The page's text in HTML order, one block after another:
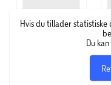
Hvis du tillader statistiske
Du